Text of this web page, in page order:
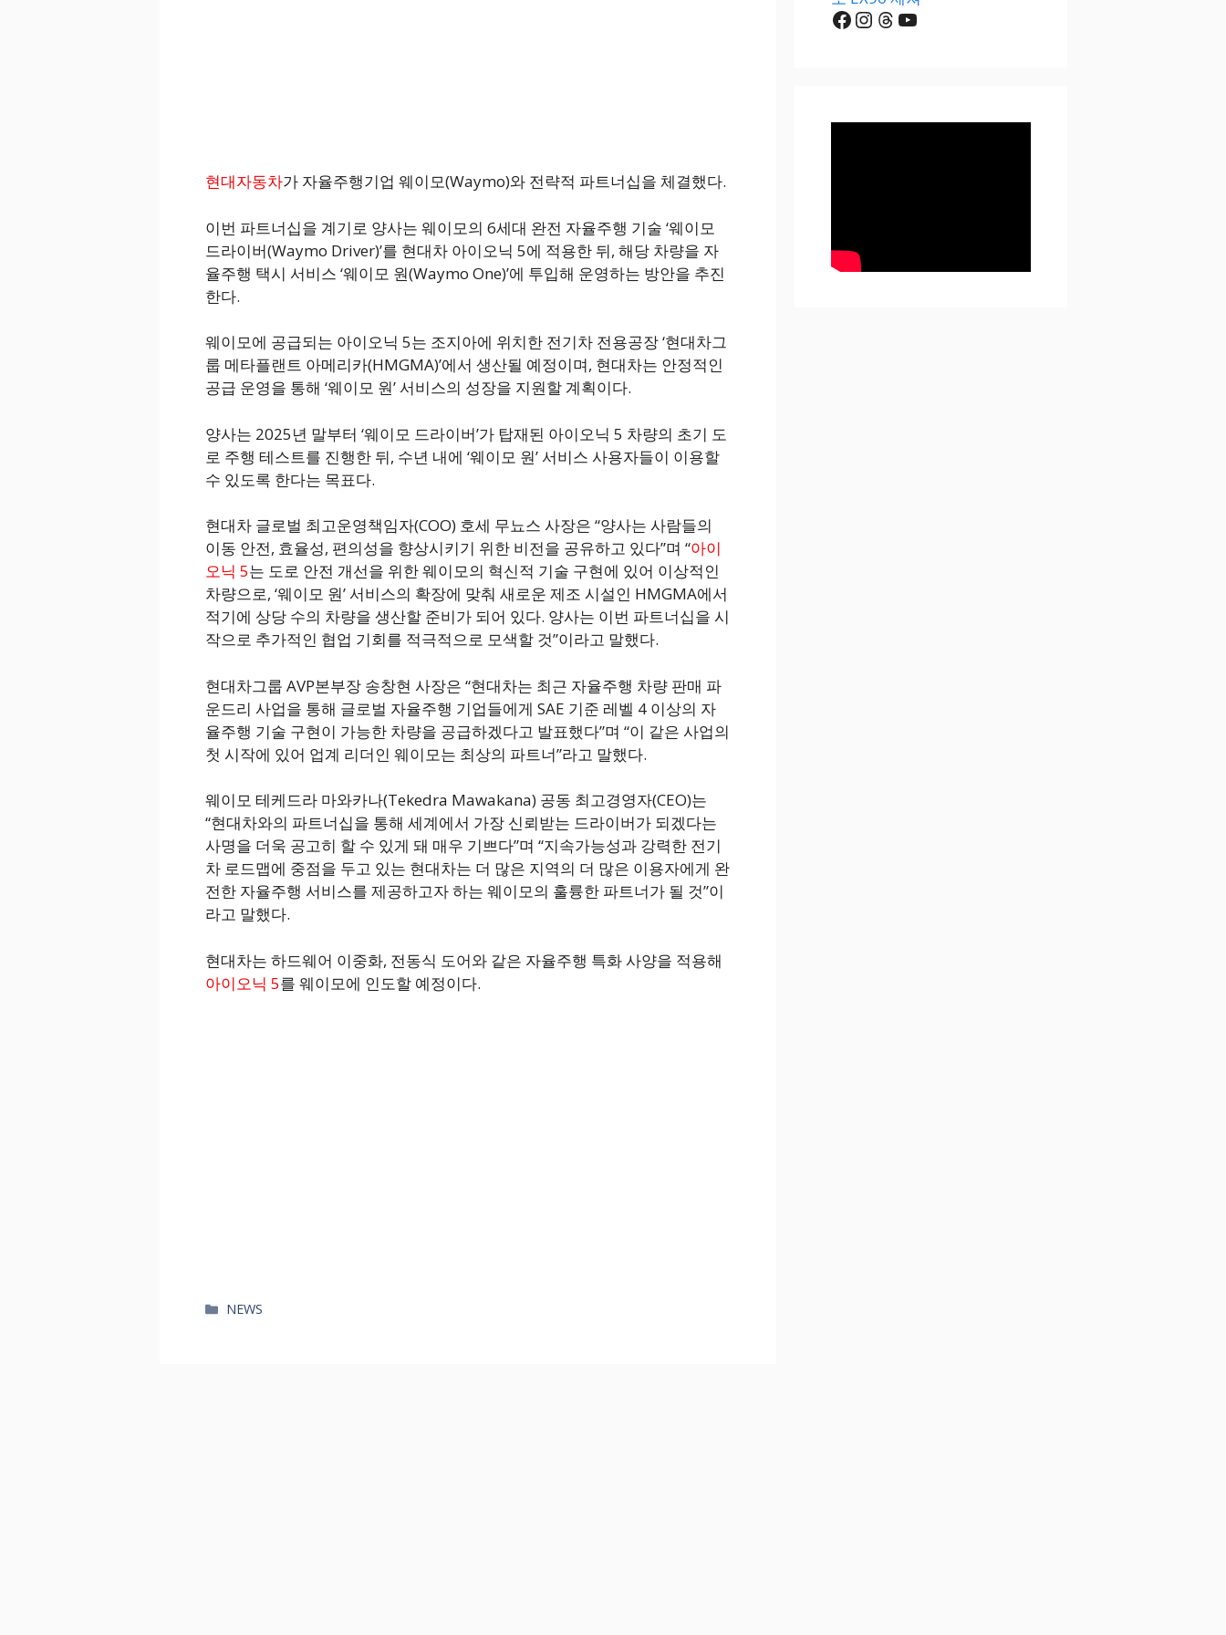
현대자동차가 자율주행기업 웨이모(Waymo)와 전략적 파트너십을 체결했다.
이번 파트너십을 계기로 양사는 웨이모의 6세대 완전 자율주행 기술 ‘웨이모
드라이버(Waymo Driver)’를 현대차 아이오닉 5에 적용한 뒤, 해당 차량을 자
율주행 택시 서비스 ‘웨이모 원(Waymo One)’에 투입해 운영하는 방안을 추진
한다.
웨이모에 공급되는 아이오닉 5는 조지아에 위치한 전기차 전용공장 ‘현대차그
룹 메타플랜트 아메리카(HMGMA)’에서 생산될 예정이며, 현대차는 안정적인
공급 운영을 통해 ‘웨이모 원’ 서비스의 성장을 지원할 계획이다.
양사는 2025년 말부터 ‘웨이모 드라이버’가 탑재된 아이오닉 5 차량의 초기 도
로 주행 테스트를 진행한 뒤, 수년 내에 ‘웨이모 원’ 서비스 사용자들이 이용할
수 있도록 한다는 목표다.
현대차 글로벌 최고운영책임자(COO) 호세 무뇨스 사장은 “양사는 사람들의
이동 안전, 효율성, 편의성을 향상시키기 위한 비전을 공유하고 있다”며 “아이
오닉 5는 도로 안전 개선을 위한 웨이모의 혁신적 기술 구현에 있어 이상적인
차량으로, ‘웨이모 원’ 서비스의 확장에 맞춰 새로운 제조 시설인 HMGMA에서
적기에 상당 수의 차량을 생산할 준비가 되어 있다. 양사는 이번 파트너십을 시
작으로 추가적인 협업 기회를 적극적으로 모색할 것”이라고 말했다.
현대차그룹 AVP본부장 송창현 사장은 “현대차는 최근 자율주행 차량 판매 파
운드리 사업을 통해 글로벌 자율주행 기업들에게 SAE 기준 레벨 4 이상의 자
율주행 기술 구현이 가능한 차량을 공급하겠다고 발표했다”며 “이 같은 사업의
첫 시작에 있어 업계 리더인 웨이모는 최상의 파트너”라고 말했다.
웨이모 테케드라 마와카나(Tekedra Mawakana) 공동 최고경영자(CEO)는
“현대차와의 파트너십을 통해 세계에서 가장 신뢰받는 드라이버가 되겠다는
사명을 더욱 공고히 할 수 있게 돼 매우 기쁘다”며 “지속가능성과 강력한 전기
차 로드맵에 중점을 두고 있는 현대차는 더 많은 지역의 더 많은 이용자에게 완
전한 자율주행 서비스를 제공하고자 하는 웨이모의 훌륭한 파트너가 될 것”이
라고 말했다.
현대차는 하드웨어 이중화, 전동식 도어와 같은 자율주행 특화 사양을 적용해
아이오닉 5를 웨이모에 인도할 예정이다.
카
NEWS
Facebook
Instagram
Threads
YouTube